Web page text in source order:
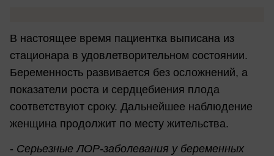
В настоящее время пациентка выписана из
стационара в удовлетворительном состоянии.
Беременность развивается без осложнений, а
показатели роста и сердцебиения плода
соответствуют сроку. Дальнейшее наблюдение
женщина продолжит по месту жительства.
- Серьезные ЛОР-заболевания у беременных